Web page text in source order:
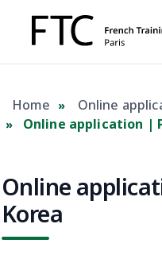
Home » Online
» Online application |
Online
Korea